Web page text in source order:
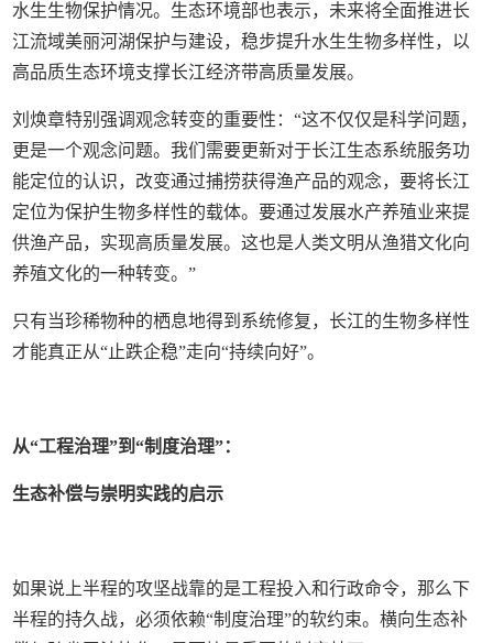
水生生物保护情况。生态环境部也表示，未来将全面推进长
江流域美丽河湖保护与建设，稳步提升水生生物多样性，以
高品质生态环境支撑长江经济带高质量发展。
刘焕章特别强调观念转变的重要性：“这不仅仅是科学问题，
更是一个观念问题。我们需要更新对于长江生态系统服务功
能定位的认识，改变通过捕捞获得渔产品的观念，要将长江
定位为保护生物多样性的载体。要通过发展水产养殖业来提
供渔产品，实现高质量发展。这也是人类文明从渔猎文化向
养殖文化的一种转变。”
只有当珍稀物种的栖息地得到系统修复，长江的生物多样性
才能真正从“止跌企稳”走向“持续向好”。
从“工程治理”到“制度治理”：
生态补偿与崇明实践的启示
如果说上半程的攻坚战靠的是工程投入和行政命令，那么下
半程的持久战，必须依赖“制度治理”的软约束。横向生态补